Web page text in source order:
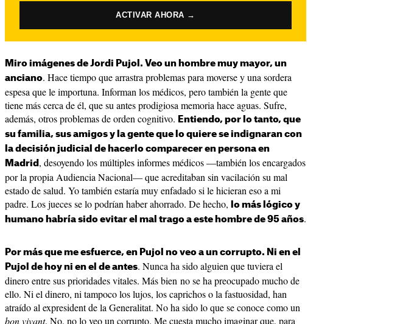
ACTIVAR AHORA →
Miro imágenes de Jordi Pujol. Veo un hombre muy mayor, un
anciano. Hace tiempo que arrastra problemas para moverse y una sordera
espesa que le importuna. Informan los médicos, pero también la gente que
tiene más cerca de él, que su antes prodigiosa memoria hace aguas. Sufre,
además, otros problemas de orden cognitivo. Entiendo, por lo tanto, que
su familia, sus amigos y la gente que lo quiere se indignaran con
la decisión judicial de hacerlo comparecer en persona en
Madrid , desoyendo los múltiples informes médicos —también los encargados
por la propia Audiencia Nacional— que acreditaban sin vacilación su mal
estado de salud. Yo también estaría muy enfadado si le hicieran eso a mi
padre. Los jueces se lo podrían haber ahorrado. De hecho,
lo más lógico y
humano habría sido evitar el mal trago a este hombre de 95 años.
Por más que me esfuerce, en Pujol no veo a un corrupto. Ni en el
Pujol de hoy ni en el de antes. Nunca ha sido alguien que tuviera el
dinero entre sus prioridades vitales. Más bien no se ha preocupado mucho de
ello. Ni el dinero, ni tampoco los lujos, los caprichos o la fastuosidad, han
atraído al expresident de la Generalitat. No ha sido lo que se conoce como un
bon vivant. No, no lo veo un corrupto. Me cuesta mucho imaginar que, para